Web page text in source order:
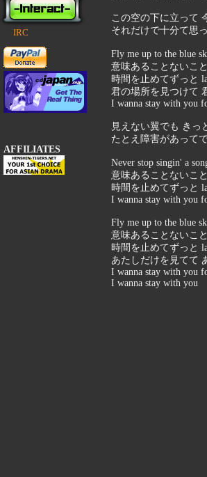
IRC
AFFILIATES
この空の下に立って
それだけで十分て思
Fly me up to the blue
意味あることないこ
時間を止めてずっと
君の場所を見つけて
I wanna stay with you
見えない翼でも きっ
たとえ障害があって
Never stop singin' a
意味あることないこ
時間を止めてずっと
I wanna stay with you
Fly me up to the blue
意味あることないこ
時間を止めてずっと
あたしだけを見てて
I wanna stay with you
I wanna stay with you